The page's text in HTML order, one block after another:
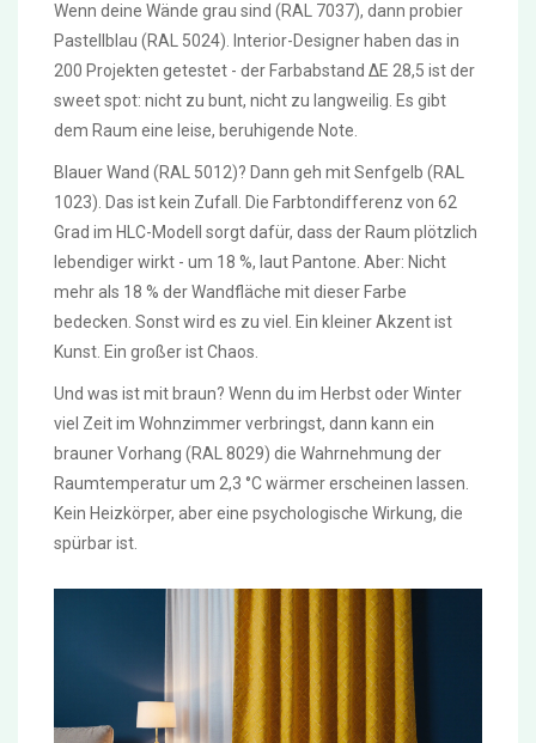
Wenn deine Wände grau sind (RAL 7037), dann probier
Pastellblau (RAL 5024). Interior-Designer haben das in
200 Projekten getestet - der Farbabstand ΔE 28,5 ist der
sweet spot: nicht zu bunt, nicht zu langweilig. Es gibt
dem Raum eine leise, beruhigende Note.
Blauer Wand (RAL 5012)? Dann geh mit Senfgelb (RAL
1023). Das ist kein Zufall. Die Farbtondifferenz von 62
Grad im HLC-Modell sorgt dafür, dass der Raum plötzlich
lebendiger wirkt - um 18 %, laut Pantone. Aber: Nicht
mehr als 18 % der Wandfläche mit dieser Farbe
bedecken. Sonst wird es zu viel. Ein kleiner Akzent ist
Kunst. Ein großer ist Chaos.
Und was ist mit braun? Wenn du im Herbst oder Winter
viel Zeit im Wohnzimmer verbringst, dann kann ein
brauner Vorhang (RAL 8029) die Wahrnehmung der
Raumtemperatur um 2,3 °C wärmer erscheinen lassen.
Kein Heizkörper, aber eine psychologische Wirkung, die
spürbar ist.